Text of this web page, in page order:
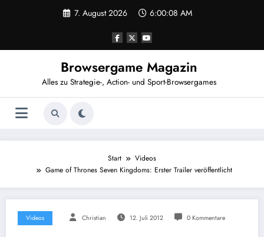
7. August 2026 6:00:08 AM
Browsergame Magazin
Alles zu Strategie-, Action- und Sport-Browsergames
Start
Videos
Game of Thrones Seven Kingdoms: Erster Trailer veröffentlicht
Videos Christian 12. Juli 2012 0 Kommentare